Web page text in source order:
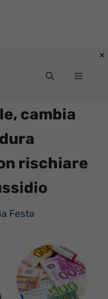
Menu
cambia
rischiare
Festa